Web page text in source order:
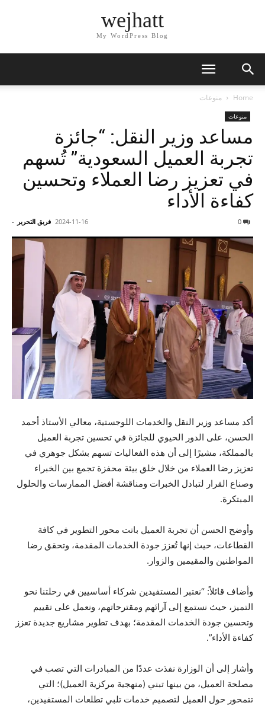
wejhatt
My WordPress Blog
Home منوعات
منوعات
مساعد وزير النقل: “جائزة
تجربة العميل السعودية” تُسهم
في تعزيز رضا العملاء وتحسين
كفاءة الأداء
فريق التحرير - 2024-11-16
أكد مساعد وزير النقل والخدمات اللوجستية، معالي الأستاذ أحمد
الحسن، على الدور الحيوي للجائزة في تحسين تجربة العميل
بالمملكة، مشيرًا إلى أن هذه الفعاليات تسهم بشكل جوهري في
تعزيز رضا العملاء من خلال خلق بيئة محفزة تجمع بين الخبراء
وصناع القرار لتبادل الخبرات ومناقشة أفضل الممارسات والحلول
المبتكرة.
وأوضح الحسن أن تجربة العميل باتت محور التطوير في كافة
القطاعات، حيث إنها تُعزز جودة الخدمات المقدمة، وتحقق رضا
المواطنين والمقيمين والزوار.
وأضاف قائلاً: “نعتبر المستفيدين شركاء أساسيين في رحلتنا نحو
التميز، حيث نستمع إلى آرائهم ومقترحاتهم، ونعمل على تقييم
وتحسين جودة الخدمات المقدمة؛ بهدف تطوير مشاريع جديدة تعزز
كفاءة الأداء”.
وأشار إلى أن الوزارة نفذت عددًا من المبادرات التي تصب في
مصلحة العميل، من بينها تبني (منهجية مركزية العميل)؛ التي
تتمحور حول العميل لتصميم خدمات تلبي تطلعات المستفيدين،